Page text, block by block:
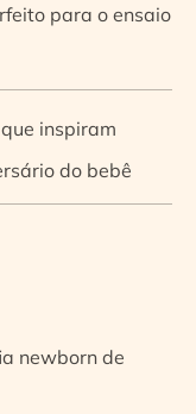
para o ensaio
inspiram
do bebê
newborn de